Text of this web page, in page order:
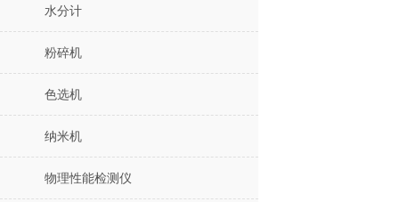
水分计
粉碎机
色选机
纳米机
物理性能检测仪